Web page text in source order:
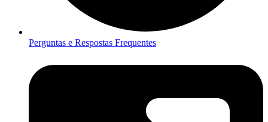
Perguntas e Respostas Frequentes